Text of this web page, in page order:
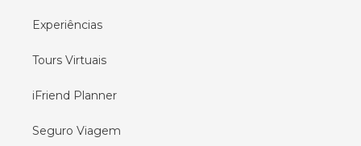
Experiências
Tours Virtuais
iFriend Planner
Seguro Viagem